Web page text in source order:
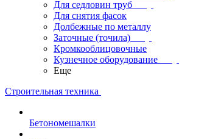
Для седловин труб
Для снятия фасок
Долбежные по металлу
Заточные (точила)
Кромкооблицовочные
Кузнечное оборудование
Еще
Строительная техника
Бетономешалки